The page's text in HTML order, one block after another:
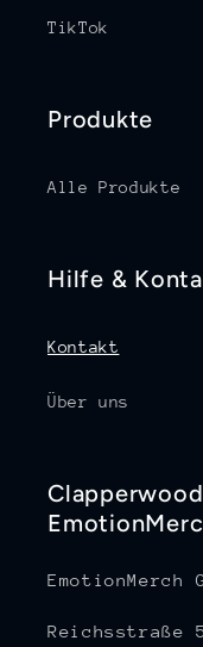
TikTok
Produkte
Alle Produkte
Hilfe &
Kontakt
Über uns
EmotionMerch
Reichsstraße